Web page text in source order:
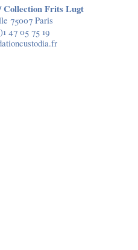
Collection Frits Lugt
75007 Paris
47 05 75 19